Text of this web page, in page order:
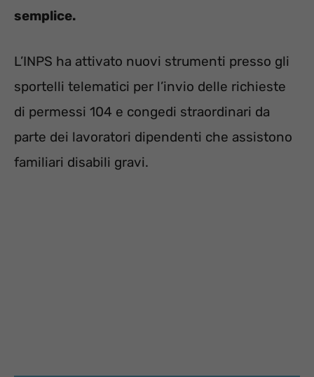
semplice.
L’INPS ha attivato nuovi strumenti presso gli
sportelli telematici per l’invio delle richieste
di permessi 104 e congedi straordinari da
parte dei lavoratori dipendenti che assistono
familiari disabili gravi.